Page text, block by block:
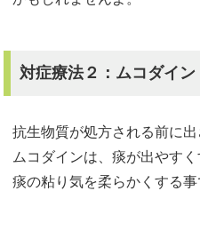
対症療法２：ムコダイ
抗生物質が処方される前に出
ムコダインは、痰が出やすく
痰の粘り気を柔らかくする